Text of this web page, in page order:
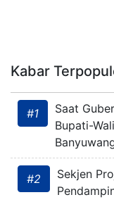
Kabar
#1
Saat
Bupati-
#2
Sekjen